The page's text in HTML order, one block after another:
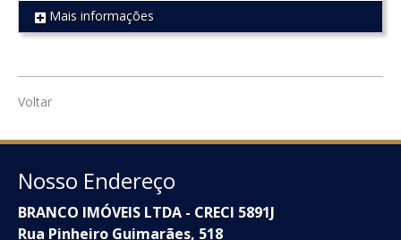
REF 1188
Mais informações
Voltar
Nosso Endereço
BRANCO IMÓVEIS LTDA - CRECI 5891J
Rua Pinheiro Guimarães, 518